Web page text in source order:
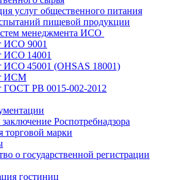
услуг общественного питания
пищевой продукции
менеджмента ИСО
ИСО 9001
ИСО 14001
ИСО 45001 (OHSAS 18001)
ИСМ
ГОСТ РВ 0015-002-2012
Роспотребнадзора
торговой марки
о государственной регистрации
гостиниц